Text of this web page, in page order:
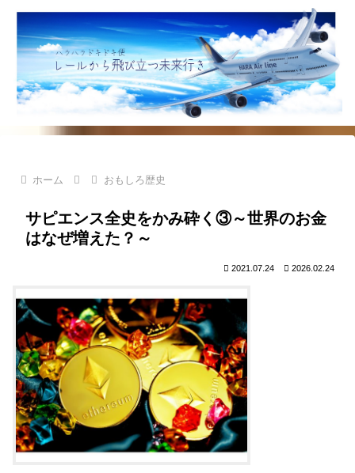
ホーム おもしろ歴史
サピエンス全史をかみ砕く③～世界のお金
はなぜ増えた？～
2021.07.24 2026.02.24